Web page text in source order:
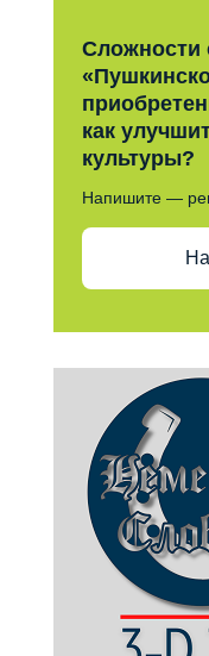
Сложности
как
культуры?
Напишите —